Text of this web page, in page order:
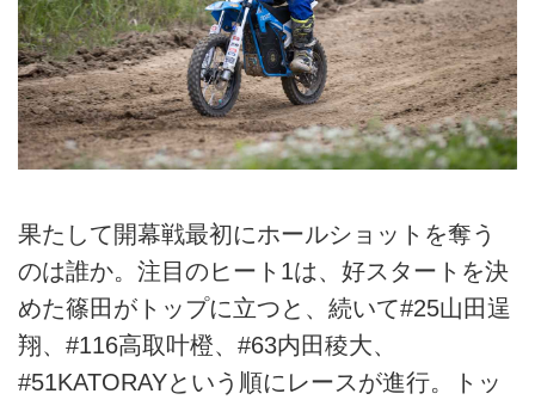
果たして開幕戦最初にホールショットを奪う
のは誰か。注目のヒート1は、好スタートを決
めた篠田がトップに立つと、続いて#25山田逞
翔、#116高取叶橙、#63内田稜大、
#51KATORAYという順にレースが進行。トッ